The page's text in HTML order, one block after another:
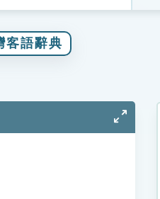
客語辭典